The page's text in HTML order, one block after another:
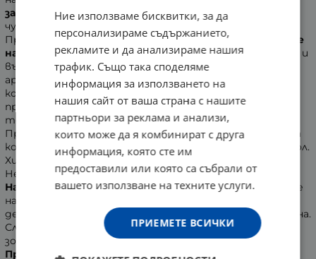
замърсяване и излишния себумот лицето. Създава
чувство за свежест, мекота и блестящ външен вид.
Продуктътвъзпрепятства вредното въздействие
на твърдата вода, причиняваща често дискомфорт и
възпаления на кожата. Гелът е с релаксиращ плодов
аромат. Меката и бога пяна нежно почиства и прави
кожата тонизирана и свежа. Purete Thermale на Vichy
представя формула с успокояваща и укрепваща
термална вода Vichy.
Продуктът на Виши е тестван върху чувствителна
кожа под офталмологичен и дерматологичен контрол.
Хипоалергенен.
Не съдържа парабени.
Начин на употреба: Желаното количество от гела се
нанася върху навлажнената кожа на лицето с
деликатни масажни движения, до получаването на пяна.
След това се изплаква с хладка вода. Да се избягва
зоната на околоочния контур.
Производител: Vichy Laboratoires, Франция.
Ние използваме бисквитки, за да
персонализираме съдържанието,
рекламите и да анализираме нашия
трафик. Също така споделяме
информация за използването на
нашия сайт от ваша страна с нашите
партньори за реклама и анализи,
които може да я комбинират с друга
информация, която сте им
предоставили или която са събрали от
вашето използване на техните услуги.
ПРИЕМЕТЕ ВСИЧКИ